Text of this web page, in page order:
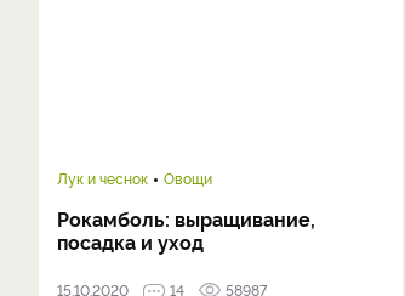
Лук и чеснок Овощи
Рокамболь: выращивание,
посадка и уход
15.10.2020 14 58987